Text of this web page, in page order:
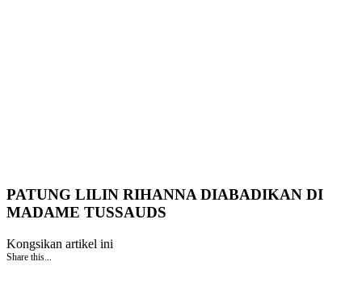
PATUNG LILIN RIHANNA DIABADIKAN DI
MADAME TUSSAUDS
Kongsikan artikel ini
Share this...